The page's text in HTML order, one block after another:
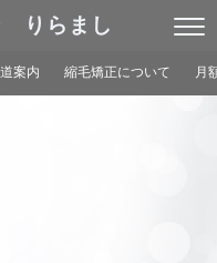
りらまし
案内 縮毛矯正について 月